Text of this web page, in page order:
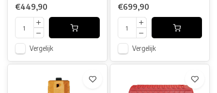
€449,90
Vergelijk
€699,90
Vergelijk